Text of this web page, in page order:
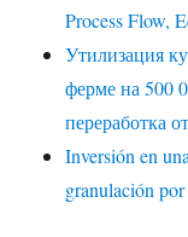
Process Flow,
Утилизация
ферме на 500
переработка
Inversión en
granulación